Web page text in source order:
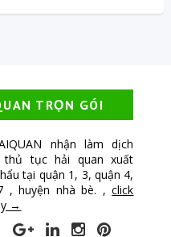
TRỌN GÓI
nhận làm dịch
tục hải quan xuất
tại quận 1, 3, quận 4,
, huyện nhà bè. ,click
→